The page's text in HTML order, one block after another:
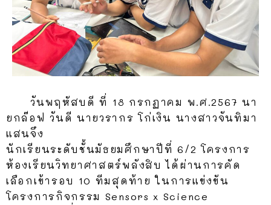
วันพฤหัสบดี ที่ 18 กรกฏาคม พ.ศ.2567 นา
ยกล๊อฟ วันดี นายวรากร โก่เงิน นางสาวจันทิมา
แสนจึง
นักเรียนระดับชั้นมัธยมศึกษาปีที่ 6/2 โครงการ
ห้องเรียนวิทยาศาสตร์พลังสิบ ได้ผ่านการคัด
เลือกเข้ารอบ 10 ทีมสุดท้าย ในการแข่งขัน
โครงการกิจกรรม Sensors x Science